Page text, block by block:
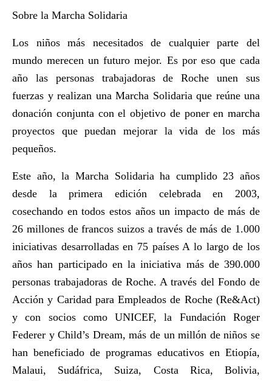
Sobre la Marcha Solidaria
Los niños más necesitados de cualquier parte del
mundo merecen un futuro mejor. Es por eso que cada
año las personas trabajadoras de Roche unen sus
fuerzas y realizan una Marcha Solidaria que reúne una
donación conjunta con el objetivo de poner en marcha
proyectos que puedan mejorar la vida de los más
pequeños.
Este año, la Marcha Solidaria ha cumplido 23 años
desde la primera edición celebrada en 2003,
cosechando en todos estos años un impacto de más de
26 millones de francos suizos a través de más de 1.000
iniciativas desarrolladas en 75 países A lo largo de los
años han participado en la iniciativa más de 390.000
personas trabajadoras de Roche. A través del Fondo de
Acción y Caridad para Empleados de Roche (Re&Act)
y con socios como UNICEF, la Fundación Roger
Federer y Child’s Dream, más de un millón de niños se
han beneficiado de programas educativos en Etiopía,
Malaui, Sudáfrica, Suiza, Costa Rica, Bolivia,